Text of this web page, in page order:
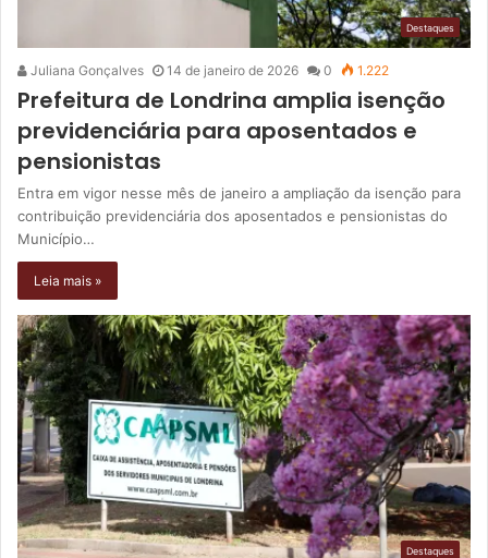
Destaques
Juliana Gonçalves 14 de janeiro de 2026 0 1.222
Prefeitura de Londrina amplia isenção
previdenciária para aposentados e
pensionistas
Entra em vigor nesse mês de janeiro a ampliação da isenção para
contribuição previdenciária dos aposentados e pensionistas do
Município…
Leia mais »
Destaques